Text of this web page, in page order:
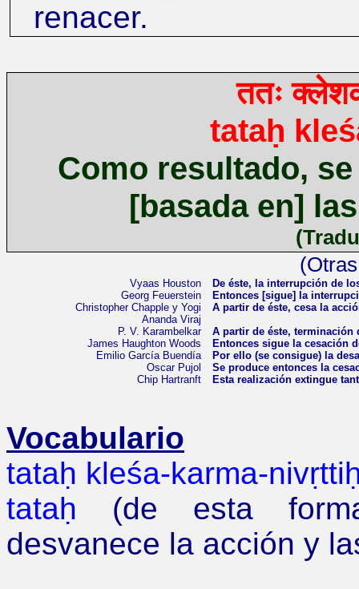
renacer.
ततः
tataḥ
Como resultado,
[basada en]
Vyaas Houston
De éste, la interrupción de
Georg Feuerstein
Entonces [sigue] la
Christopher Chapple y Yogi
Ananda Viraj
A partir de éste, cesa la
P. V. Karambelkar
A partir de éste, terminación
James Haughton Woods
Entonces sigue la cesación
Emilio García Buendía
Por ello (se consigue) la
Oscar Pujol
Se produce entonces la
Chip Hartranft
Esta realización extingue
Vocabulario
tataḥ kleśa-karma-
tataḥ (de esta
desvanece la acción y